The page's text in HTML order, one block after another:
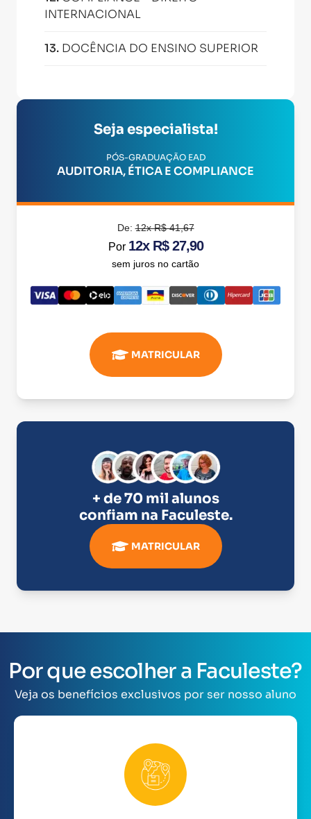
INTERNACIONAL
13. DOCÊNCIA DO ENSINO SUPERIOR
Seja especialista!
PÓS-GRADUAÇÃO EAD
AUDITORIA, ÉTICA E COMPLIANCE
De:12x R$ 41,67
Por 12x R$ 27,90
sem juros no cartão
MATRICULAR
+ de 70 mil alunos
confiam na Faculeste.
MATRICULAR
Por que escolher a Faculeste?
Veja os benefícios exclusivos por ser nosso aluno